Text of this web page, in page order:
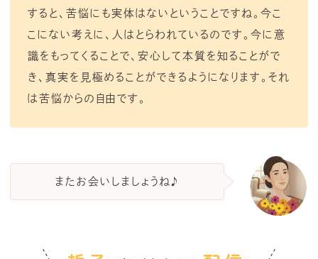
すると、苦悩にも実体はないということですね。今こ
こにない考えに、人はとらわれているのです。今に意
識をもってくることで、安心して本質を知ることがで
き、真実を見極めることができるようになります。それ
は苦悩からの自由です。
またお会いしましょうね♪